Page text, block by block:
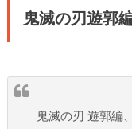
鬼滅の刃遊郭
鬼滅の刃 遊郭編